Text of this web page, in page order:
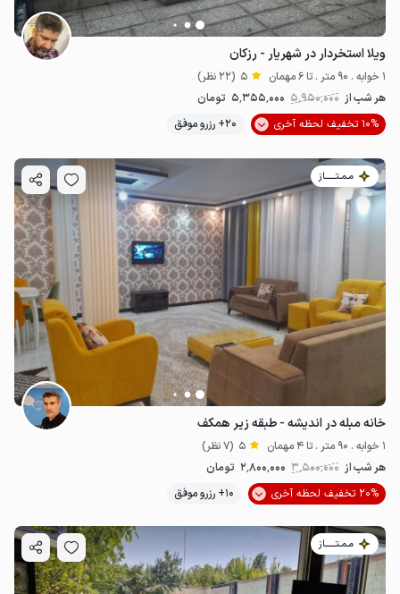
5.36میلیون ت 5
ویلا استخردار در شهریار - رزکان
1 خوابه . 90 متر . تا 6 مهمان 5 (22 نظر)
هر شب از 5٬950٬000 5٬355٬000 تومان
10% تخفیف لحظه آخری
20+ رزرو موفق
مـمـتــــــاز
خانه مبله در اندیشه - طبقه زیر همکف
1 خوابه . 90 متر . تا 4 مهمان 5 (7 نظر)
هر شب از 3٬500٬000 2٬800٬000 تومان
20% تخفیف لحظه آخری
10+ رزرو موفق
مـمـتــــــاز